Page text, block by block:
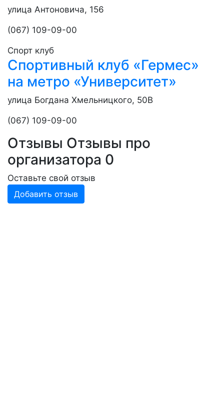
улица Антоновича, 156
(067) 109-09-00
Спорт клуб
Спортивный клуб «Гермес»
на метро «Университет»
улица Богдана Хмельницкого, 50В
(067) 109-09-00
Отзывы Отзывы про
организатора 0
Оставьте свой отзыв
Добавить отзыв